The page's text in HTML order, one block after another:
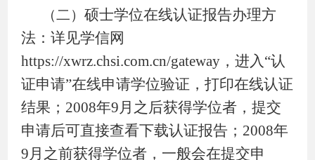
（二）硕士学位在线认证报告办理方
法：详见学信网
https://xwrz.chsi.com.cn/gateway ，进入 “认
证申请”在线申请学位验证，打印在线认证
结果； 2008年9 月之后获得学位者，提交
申请后可直接查看下载认证报告； 2008年
9 月之前获得学位者，一般会在提交申